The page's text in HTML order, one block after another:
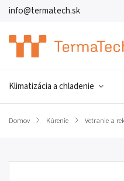
info@termatech.sk
Klimatizácia a chladenie
Domov / Kúrenie / Vetranie a